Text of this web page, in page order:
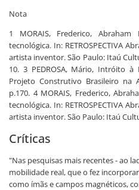
Nota
1 MORAIS, Frederico,
tecnológica. In: RETROSPECTIVA
artista inventor. São Paulo: Itaú
10. 3 PEDROSA, Mário, Intróito à
Projeto Construtivo Brasileiro na
p.170. 4 MORAIS, Frederico,
tecnológica. In: RETROSPECTIVA
artista inventor. São Paulo: Itaú
Críticas
"Nas pesquisas mais recentes - ao
mobilidade real, que o fez
como ímãs e campos magnéticos,